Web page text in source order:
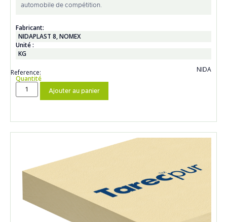
automobile de compétition.
Fabricant:
NIDAPLAST 8,NOMEX
Unité :
KG
Reference:
NIDA
Quantité
Ajouter au panier